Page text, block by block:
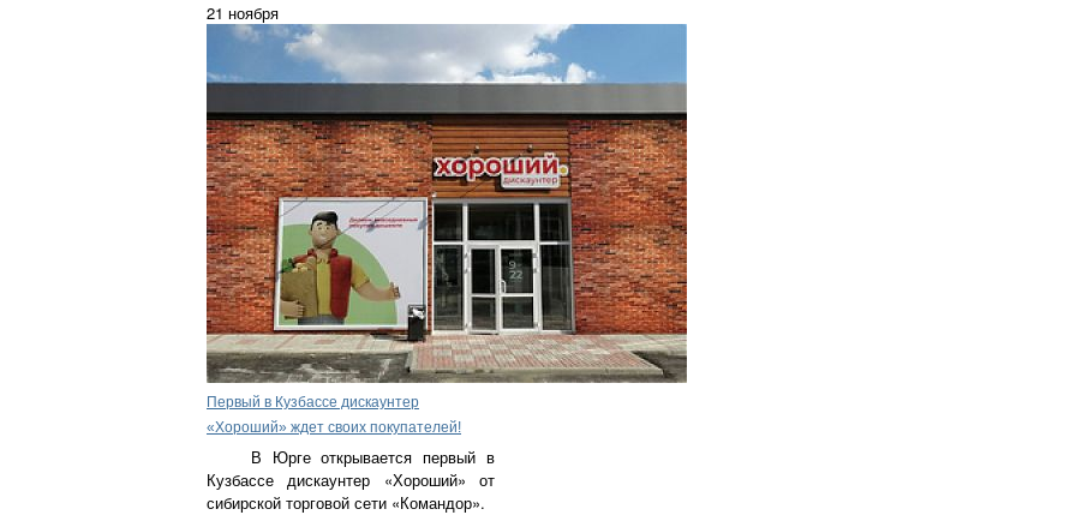
21 ноября
Первый в Кузбассе дискаунтер
«Хороший» ждет своих покупателей!
В Юрге открывается первый в
Кузбассе дискаунтер «Хороший» от
сибирской торговой сети «Командор».